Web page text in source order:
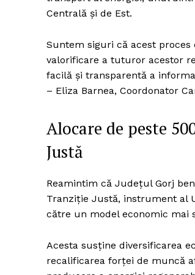
Centrală și de Est.
Suntem siguri că acest
valorificare a tuturor acestor
facilă și transparentă a
– Eliza Barnea, Coordonator
Alocare de peste
Justă
Reamintim că Județul Gorj
Tranziție Justă, instrument al
către un model economic mai
Acesta susține diversificarea
recalificarea forței de muncă